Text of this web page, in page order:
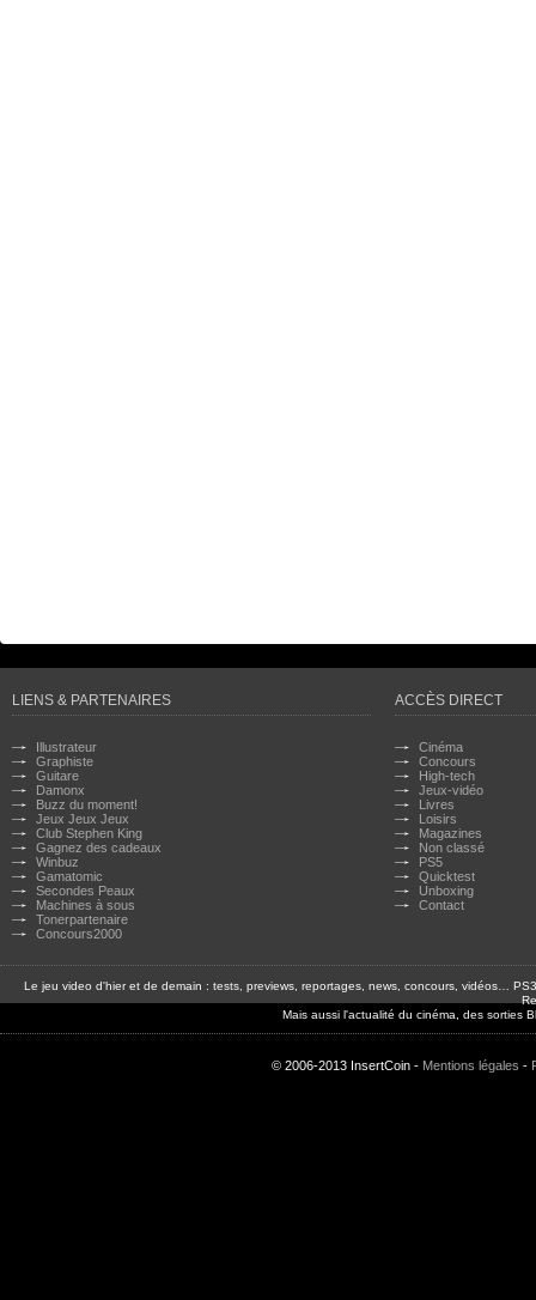
LIENS & PARTENAIRES
Illustrateur
Graphiste
Guitare
Damonx
Buzz du moment!
Jeux Jeux Jeux
Club Stephen King
Gagnez des cadeaux
Winbuz
Gamatomic
Secondes Peaux
Machines à sous
Tonerpartenaire
Concours2000
ACCÈS DIRECT
Cinéma
Concours
High-tech
Jeux-vidéo
Livres
Loisirs
Magazines
Non classé
PS5
Quicktest
Unboxing
Contact
Le jeu video d'hier et de demain : tests, previews, reportages, news, concours, vidéos…
Mais aussi l'actualité du cinéma, des sorties
© 2006-2013 InsertCoin - Mentions légales -